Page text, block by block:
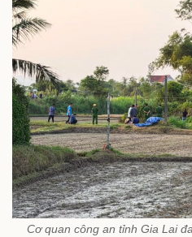
Cơ quan công an tỉnh Gia Lai